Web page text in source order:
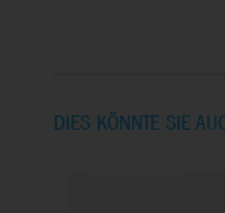
DIES KÖNNTE SIE